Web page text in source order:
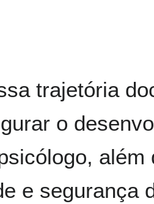
trajetória
o
e segurança